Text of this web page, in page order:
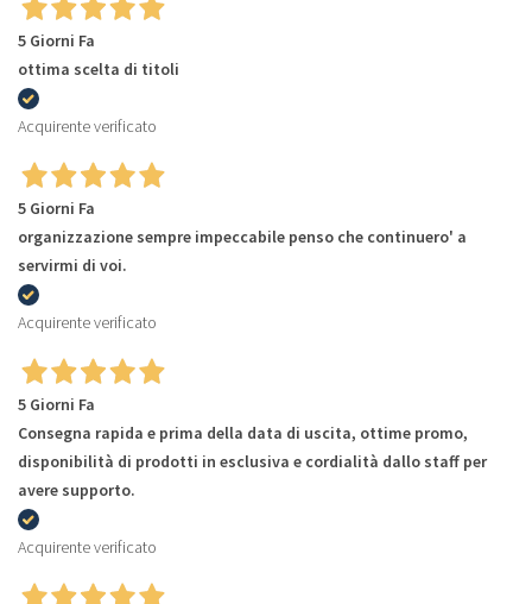
5 Giorni Fa
ottima scelta di titoli
Acquirente verificato
5 Giorni Fa
organizzazione sempre impeccabile penso che continuero' a
servirmi di voi.
Acquirente verificato
5 Giorni Fa
Consegna rapida e prima della data di uscita, ottime promo,
disponibilità di prodotti in esclusiva e cordialità dallo staff per
avere supporto.
Acquirente verificato